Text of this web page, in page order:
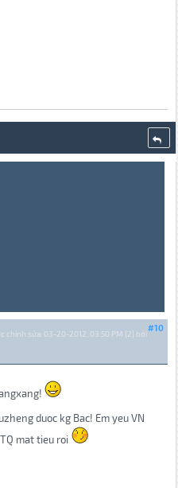
#10
chỉnh sửa: 03-20-2012, 03:50 PM {2} bởi
duoc kg Bac! Em yeu VN
mat tieu roi